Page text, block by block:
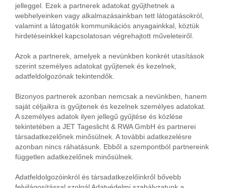
jelleggel. Ezek a partnerek adatokat gyűjthetnek a
webhelyeinken vagy alkalmazásainkban tett látogatásokról,
valamint a látogatók kommunikációs anyagainkkal, köztük
hirdetéseinkkel kapcsolatosan végrehajtott műveleteiről.
Azok a partnerek, amelyek a nevünkben konkrét utasítások
szerint személyes adatokat gyűjtenek és kezelnek,
adatfeldolgozónak tekintendők.
Bizonyos partnerek azonban nemcsak a nevünkben, hanem
saját céljaikra is gyűjtenek és kezelnek személyes adatokat.
A személyes adatok ilyen jellegű gyűjtése és közlése
tekintetében a JET Tageslicht & RWA GmbH és partnerei
társadatkezelőnek minősülnek. A további adatkezelésre
azonban nincs ráhatásunk. Ebből a szempontból partnereink
független adatkezelőnek minősülnek.
Adatfeldolgozóinkról és társadatkezelőinkről bővebb